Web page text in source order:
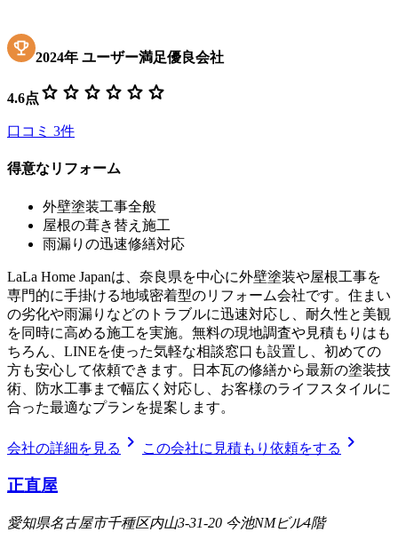
2024年 ユーザー満足優良会社
4.6点 star star star star star star
口コミ 3件
得意なリフォーム
外壁塗装工事全般
屋根の葺き替え施工
雨漏りの迅速修繕対応
LaLa Home Japanは、奈良県を中心に外壁塗装や屋根工事を
専門的に手掛ける地域密着型のリフォーム会社です。住まい
の劣化や雨漏りなどのトラブルに迅速対応し、耐久性と美観
を同時に高める施工を実施。無料の現地調査や見積もりはも
ちろん、LINEを使った気軽な相談窓口も設置し、初めての
方も安心して依頼できます。日本瓦の修繕から最新の塗装技
術、防水工事まで幅広く対応し、お客様のライフスタイルに
合った最適なプランを提案します。
会社の詳細を見る chevron_right この会社に見積もり依頼をする chevron_right
正直屋
愛知県名古屋市千種区内山3-31-20 今池NMビル4階